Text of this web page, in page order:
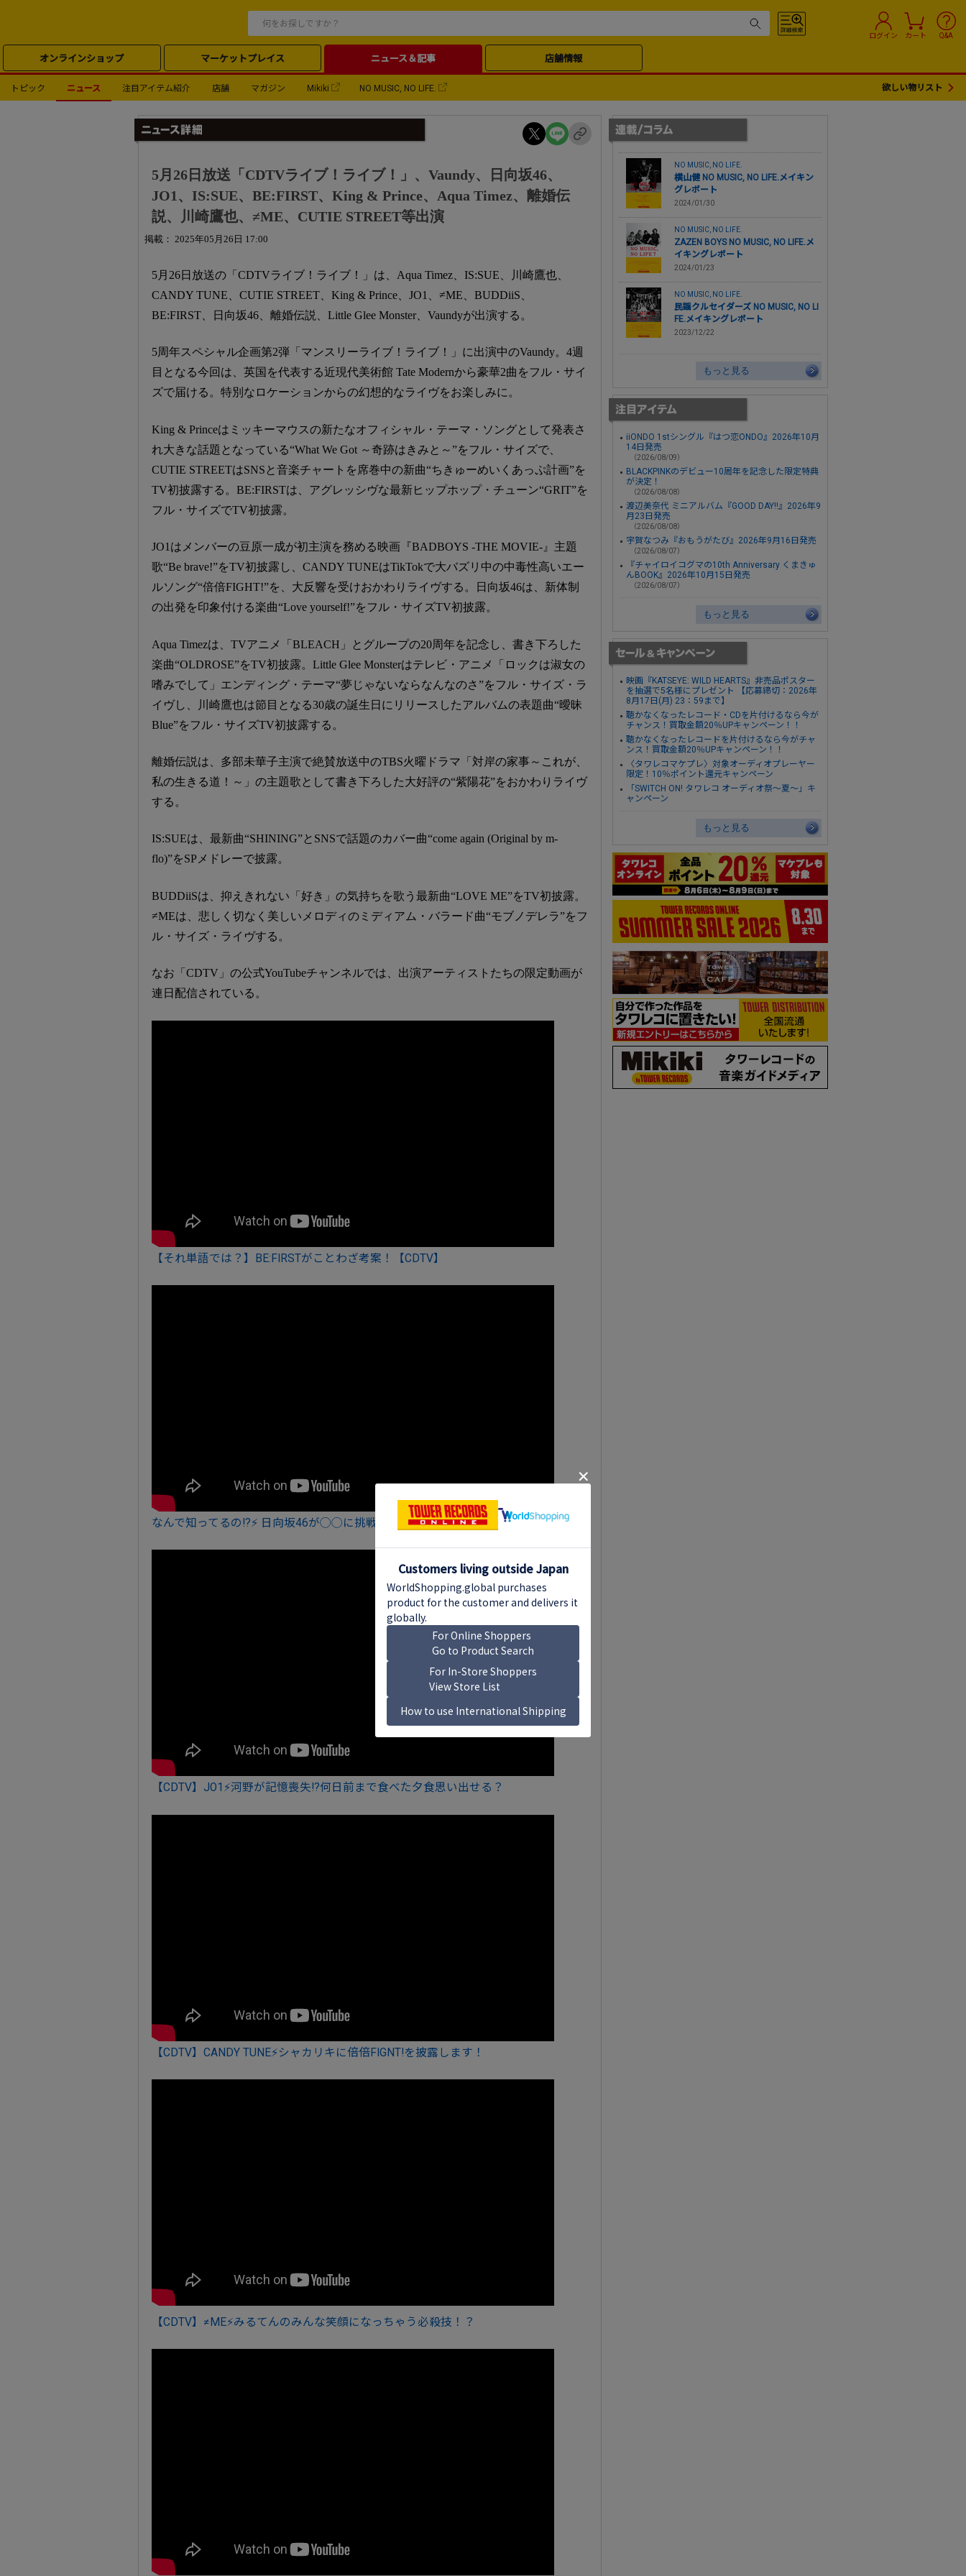
ログイン カート Q&A
オンラインショップ マーケットプレイス ニュース＆記事 店舗情報
トピック ニュース 注目アイテム紹介 店舗 マガジン Mikiki NO MUSIC, NO LIFE. 欲しい物リスト
5月26日放送「CDTVライブ！ライブ！」、Vaundy、日向坂46、
JO1、IS:SUE、BE:FIRST、King & Prince、Aqua Timez、離婚伝
説、川崎鷹也、≠ME、CUTIE STREET等出演
掲載： 2025年05月26日 17:00
5月26日放送の「CDTVライブ！ライブ！」は、Aqua Timez、IS:SUE、川崎鷹也、
CANDY TUNE、CUTIE STREET、King & Prince、JO1、≠ME、BUDDiiS、
BE:FIRST、日向坂46、離婚伝説、Little Glee Monster、Vaundyが出演する。
5周年スペシャル企画第2弾「マンスリーライブ！ライブ！」に出演中のVaundy。4週
目となる今回は、英国を代表する近現代美術館 Tate Modernから豪華2曲をフル・サイ
ズで届ける。特別なロケーションからの幻想的なライヴをお楽しみに。
King & Princeはミッキーマウスの新たなオフィシャル・テーマ・ソングとして発表さ
れ大きな話題となっている“What We Got ～奇跡はきみと～”をフル・サイズで、
CUTIE STREETはSNSと音楽チャートを席巻中の新曲“ちきゅーめいくあっぷ計画”を
TV初披露する。BE:FIRSTは、アグレッシヴな最新ヒップホップ・チューン“GRIT”を
フル・サイズでTV初披露。
JO1はメンバーの豆原一成が初主演を務める映画『BADBOYS -THE MOVIE-』主題
歌“Be brave!”をTV初披露し、CANDY TUNEはTikTokで大バズリ中の中毒性高いエー
ルソング“倍倍FIGHT!”を、大反響を受けおかわりライヴする。日向坂46は、新体制
の出発を印象付ける楽曲“Love yourself!”をフル・サイズTV初披露。
Aqua Timezは、TVアニメ「BLEACH」とグループの20周年を記念し、書き下ろした
楽曲“OLDROSE”をTV初披露。Little Glee Monsterはテレビ・アニメ「ロックは淑女の
嗜みでして」エンディング・テーマ“夢じゃないならなんなのさ”をフル・サイズ・ラ
イヴし、川崎鷹也は節目となる30歳の誕生日にリリースしたアルバムの表題曲“曖昧
Blue”をフル・サイズTV初披露する。
離婚伝説は、多部未華子主演で絶賛放送中のTBS火曜ドラマ「対岸の家事～これが、
私の生きる道！～」の主題歌として書き下ろした大好評の“紫陽花”をおかわりライヴ
する。
IS:SUEは、最新曲“SHINING”とSNSで話題のカバー曲“come again (Original by m-
flo)”をSPメドレーで披露。
BUDDiiSは、抑えきれない「好き」の気持ちを歌う最新曲“LOVE ME”をTV初披露。
≠MEは、悲しく切なく美しいメロディのミディアム・バラード曲“モブノデレラ”をフ
ル・サイズ・ライヴする。
なお「CDTV」の公式YouTubeチャンネルでは、出演アーティストたちの限定動画が
連日配信されている。
【それ単語では？】BE:FIRSTがことわざ考案！【CDTV】
なんで知ってるの!?⚡ 日向坂46が◯◯に挑戦！【CDTV】
【CDTV】JO1⚡河野が記憶喪失!?何日前まで食べた夕食思い出せる？
【CDTV】CANDY TUNE⚡シャカリキに倍倍FIGNT!を披露します！
【CDTV】≠ME⚡みるてんのみんな笑顔になっちゃう必殺技！？
NO MUSIC, NO LIFE.
横山健 NO MUSIC, NO LIFE.メイキン
グレポート
2024/01/30
NO MUSIC, NO LIFE.
ZAZEN BOYS NO MUSIC, NO LIFE.メ
イキングレポート
2024/01/23
NO MUSIC, NO LIFE.
民謡クルセイダーズ NO MUSIC, NO LI
FE.メイキングレポート
2023/12/22
もっと見る
iiONDO 1stシングル『はつ恋ONDO』2026年10月
14日発売
（2026/08/09）
BLACKPINKのデビュー10周年を記念した限定特典
が決定！
（2026/08/08）
渡辺美奈代 ミニアルバム『GOOD DAY!!』2026年9
月23日発売
（2026/08/08）
宇賀なつみ『おもうがたび』2026年9月16日発売
（2026/08/07）
『チャイロイコグマの10th Anniversary くまきゅ
んBOOK』2026年10月15日発売
（2026/08/07）
もっと見る
映画『KATSEYE: WILD HEARTS』非売品ポスター
を抽選で5名様にプレゼント 【応募締切：2026年
8月17日(月) 23：59まで】
聴かなくなったレコード・CDを片付けるなら今が
チャンス！買取金額20％UPキャンペーン！！
聴かなくなったレコードを片付けるなら今がチャ
ンス！買取金額20％UPキャンペーン！！
〈タワレコマケプレ〉対象オーディオプレーヤー
限定！10％ポイント還元キャンペーン
「SWITCH ON! タワレコ オーディオ祭～夏～」キ
ャンペーン
もっと見る